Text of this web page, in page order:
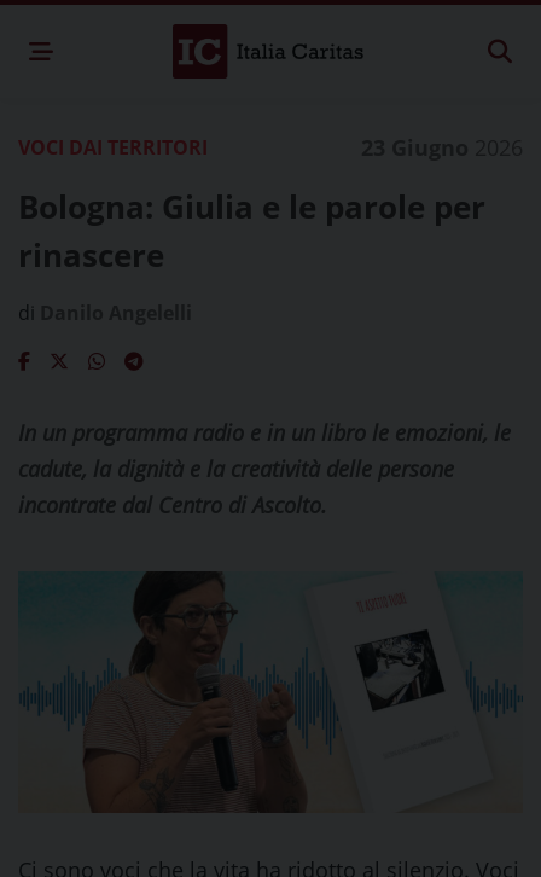
VOCI DAI TERRITORI
Bologna: Giulia e le parole per
rinascere
di
In un programma radio e in un libro le emozioni, le
cadute, la dignità e la creatività delle persone
incontrate dal Centro di Ascolto.
Ci sono voci che la vita ha ridotto al silenzio. Voci